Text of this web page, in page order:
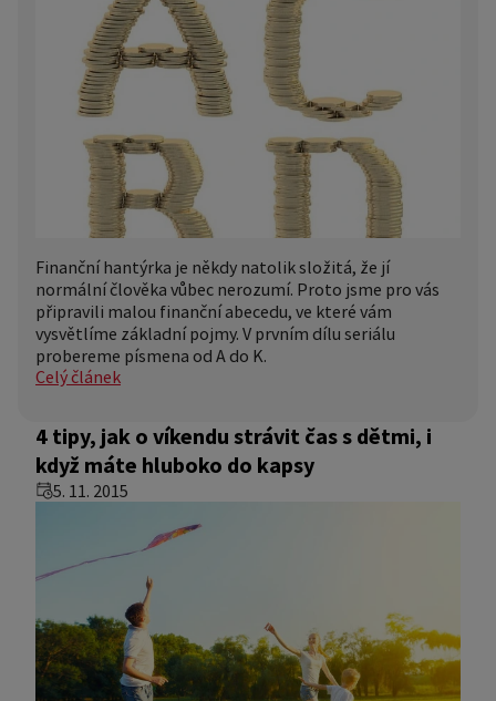
Finanční hantýrka je někdy natolik složitá, že jí
normální člověka vůbec nerozumí. Proto jsme pro vás
připravili malou finanční abecedu, ve které vám
vysvětlíme základní pojmy. V prvním dílu seriálu
probereme písmena od A do K.
Celý článek
4 tipy, jak o víkendu strávit čas s dětmi, i
když máte hluboko do kapsy
5. 11. 2015